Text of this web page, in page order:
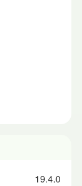
19.4.0